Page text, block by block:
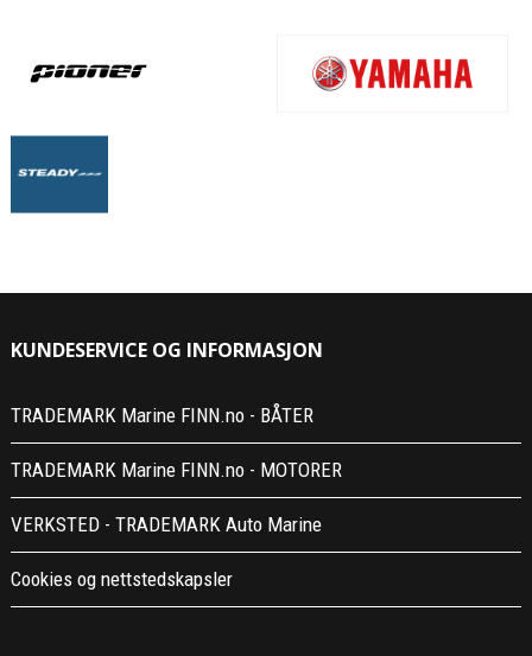
KUNDESERVICE OG INFORMASJON
TRADEMARK Marine FINN.no - BÅTER
TRADEMARK Marine FINN.no - MOTORER
VERKSTED - TRADEMARK Auto Marine
Cookies og nettstedskapsler